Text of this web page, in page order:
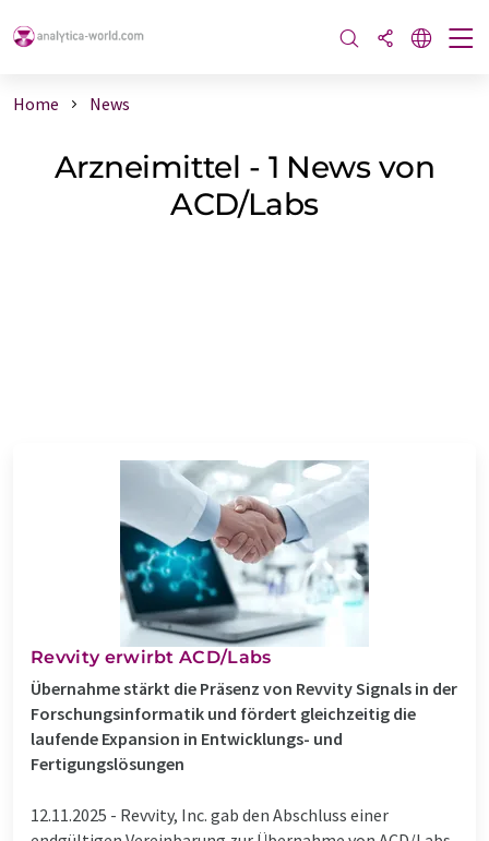
Home News
Arzneimittel - 1 News von
ACD/Labs
Revvity erwirbt ACD/Labs
Übernahme stärkt die Präsenz von Revvity Signals in der
Forschungsinformatik und fördert gleichzeitig die
laufende Expansion in Entwicklungs- und
Fertigungslösungen
12.11.2025 - Revvity, Inc. gab den Abschluss einer